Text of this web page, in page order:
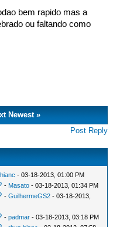
bem rapido mas a
ou faltando como
Newest»
Post Reply
- 03-18-2013, 01:00 PM
- Masato - 03-18-2013, 01:34 PM
-GuilhermeGS2 - 03-18-2013,
-padmar - 03-18-2013, 03:18 PM